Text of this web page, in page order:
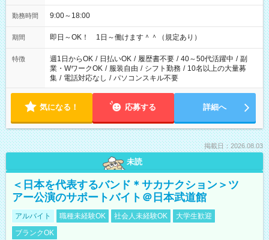
勤務時間 9:00～18:00
期間 即日～OK！ 1日～働けます＾＾（規定あり）
特徴 週1日からOK / 日払いOK / 履歴書不要 / 40～50代活躍中 / 副
業・WワークOK / 服装自由 / シフト勤務 / 10名以上の大量募
集 / 電話対応なし / パソコンスキル不要
気になる！ 応募する 詳細へ
掲載日：2026.08.03
未読
＜日本を代表するバンド＊サカナクション＞ツ
アー公演のサポートバイト＠日本武道館
アルバイト 職種未経験OK 社会人未経験OK
大学生歓迎
ブランクOK